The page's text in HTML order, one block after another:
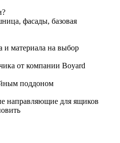
фасады, базовая
и материала на выбор
от компании Boyard
поддоном
направляющие для ящиков